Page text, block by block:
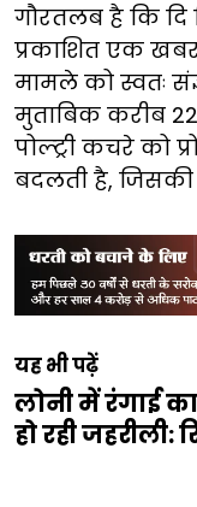
गौरतलब है कि दि
प्रकाशित एक
मामले को स्वतः
मुताबिक करीब
पोल्ट्री कचरे को
बदलती है, जिसकी
यह भी पढ़ें
लोनी में रंगाई
हो रही जहरीली: